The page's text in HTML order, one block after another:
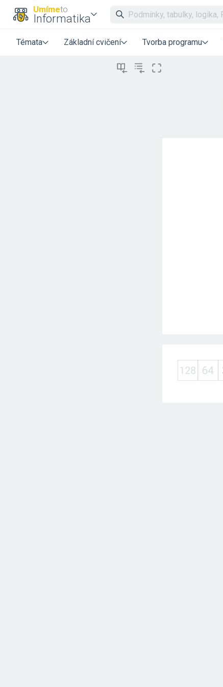
Umímeto
Informatika
Témata Základní cvičení Tvorba programu